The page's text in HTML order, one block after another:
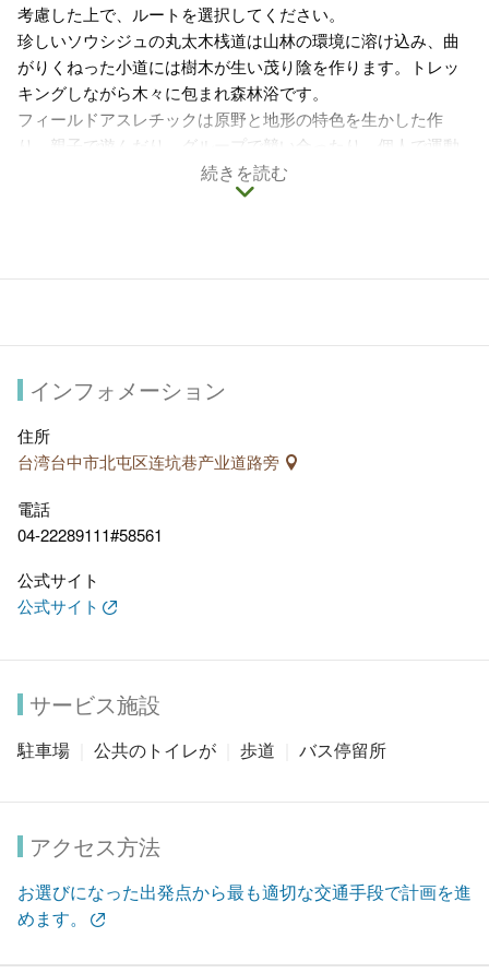
考慮した上で、ルートを選択してください。
珍しいソウシジュの丸太木桟道は山林の環境に溶け込み、曲
がりくねった小道には樹木が生い茂り陰を作ります。トレッ
キングしながら木々に包まれ森林浴です。
フィールドアスレチックは原野と地形の特色を生かした作
り。親子で遊んだり、グループで競い合ったり、個人で運動
を目的にするにもいいでしょう。
全 長：約1.6km。途中の丸太桟道はタフな区間なので、
ところ。
特 色：
森林エリアに当たり、途中で果樹園、竹林をめ
ぐり、2 カ所の渓谷を越えます。山沿いの湿潤温暖な気
まれています。
続きを読む
インフォメーション
住所
台湾台中市北屯区连坑巷产业道路旁
電話
04-22289111#58561
公式サイト
公式サイト
サービス施設
駐車場 公共のトイレが 歩道 バス停留所
アクセス方法
お選びになった出発点から最も適切な交通手段で計画を進
めます。